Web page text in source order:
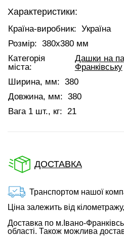
Характеристики:
Країна-виробник: Україна
Розмір: 380х380 мм
Категорія
міста:
Дашки на
Франківську
Ширина, мм: 380
Довжина, мм: 380
Вага 1 шт., кг: 21
ДОСТАВКА
Транспортом нашої
Ціна залежить від
Доставка по м.Івано-
області. Також можлива